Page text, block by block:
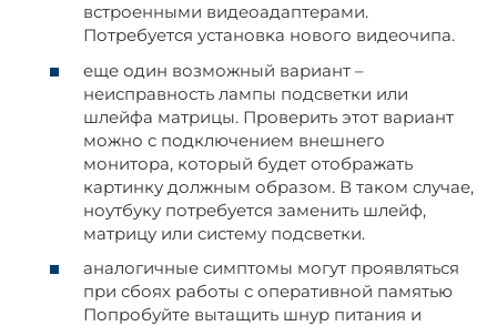
встроенными видеоадаптерами.
Потребуется установка нового видеочипа.
еще один возможный вариант –
неисправность лампы подсветки или
шлейфа матрицы. Проверить этот вариант
можно с подключением внешнего
монитора, который будет отображать
картинку должным образом. В таком случае,
ноутбуку потребуется заменить шлейф,
матрицу или систему подсветки.
аналогичные симптомы могут проявляться
при сбоях работы с оперативной памятью
Попробуйте вытащить шнур питания и